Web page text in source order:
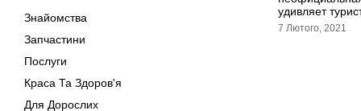
Знайомства
Запчастини
Послуги
Краса Та Здоров'я
Для Дорослих
удивляет
7 Лютого, 2021